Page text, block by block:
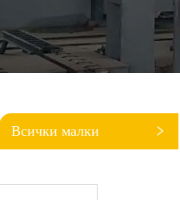
Всички малки